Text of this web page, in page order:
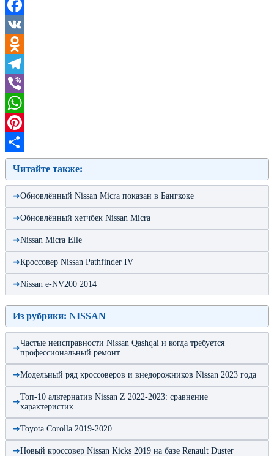
Twitter
Facebook
VK
Odnoklassniki
Telegram
Viber
WhatsApp
Pinterest
Отправить
Читайте также:
Обновлённый Nissan Micra показан в Бангкоке
Обновлённый хетчбек Nissan Micra
Nissan Micra Elle
Кроссовер Nissan Pathfinder IV
Nissan e-NV200 2014
Из рубрики: NISSAN
Частые неисправности Nissan Qashqai и когда требуется
профессиональный ремонт
Модельный ряд кроссоверов и внедорожников Nissan 2023 года
Топ-10 альтернатив Nissan Z 2022-2023: сравнение
характеристик
Toyota Corolla 2019-2020
Новый кроссовер Nissan Kicks 2019 на базе Renault Duster